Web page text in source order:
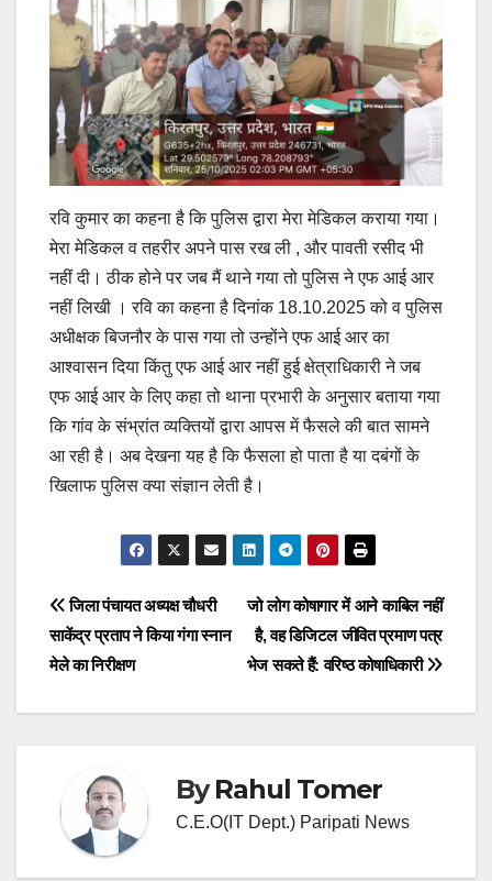
रवि कुमार का कहना है कि पुलिस द्वारा मेरा मेडिकल कराया गया।
मेरा मेडिकल व तहरीर अपने पास रख ली , और पावती रसीद भी
नहीं दी। ठीक होने पर जब मैं थाने गया तो पुलिस ने एफ आई आर
नहीं लिखी । रवि का कहना है दिनांक 18.10.2025 को व पुलिस
अधीक्षक बिजनौर के पास गया तो उन्होंने एफ आई आर का
आश्वासन दिया किंतु एफ आई आर नहीं हुई क्षेत्राधिकारी ने जब
एफ आई आर के लिए कहा तो थाना प्रभारी के अनुसार बताया गया
कि गांव के संभ्रांत व्यक्तियों द्वारा आपस में फैसले की बात सामने
आ रही है। अब देखना यह है कि फैसला हो पाता है या दबंगों के
खिलाफ पुलिस क्या संज्ञान लेती है।
Post
navigation
जो लोग कोषागार में आने काबिल नहीं
है, वह डिजिटल जीवित प्रमाण पत्र
भेज सकते हैं: वरिष्ठ कोषाधिकारी
जिला पंचायत अध्यक्ष चौधरी
साकेंद्र प्रताप ने किया गंगा स्नान
मेले का निरीक्षण
ByRahul Tomer
C.E.O(IT Dept.) Paripati News